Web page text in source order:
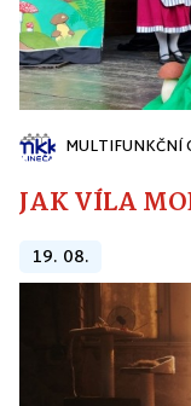
MULTIFUNKČNÍ
JAK VÍLA
19. 08.